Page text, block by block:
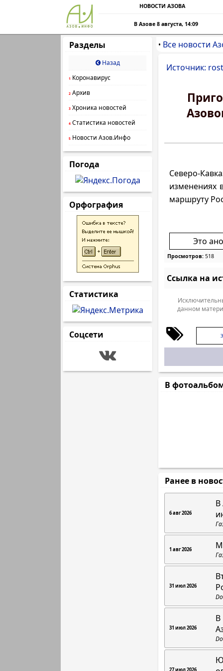
НОВОСТИ АЗОВА
В Азове 8 августа, 14:09
Разделы
Назад
1 Коронавирус
2 Архив
3 Хроника новостей
4 Статистика новостей
5 Новости Азов.Инфо
Погода
Орфография
Статистика
Соцсети
• Все новости
Источник:
Северо-
изменениях
маршруту
Это
Просмотров: 518
Ссылка на
данном
В
Ранее в
6 авг 2026
В
1 авг 2026
31 июл 2026
31 июл 2026
В